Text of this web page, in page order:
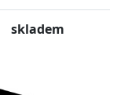
skladem